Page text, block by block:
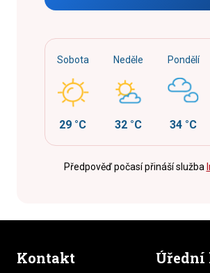
Sobota
29 °C
Neděle
32 °C
Pondělí
34 °C
Předpověď počasí přináší služba
Kontakt Úřední